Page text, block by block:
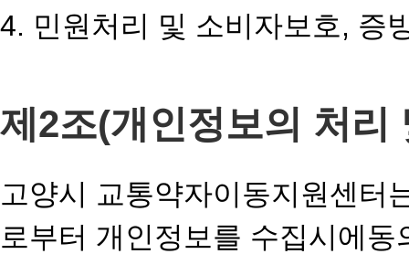
4. 민원처리 및 소비자보호, 증
제2조(개인정보의 처리
고양시 교통약자이동지원센터
로부터 개인정보를 수집시에